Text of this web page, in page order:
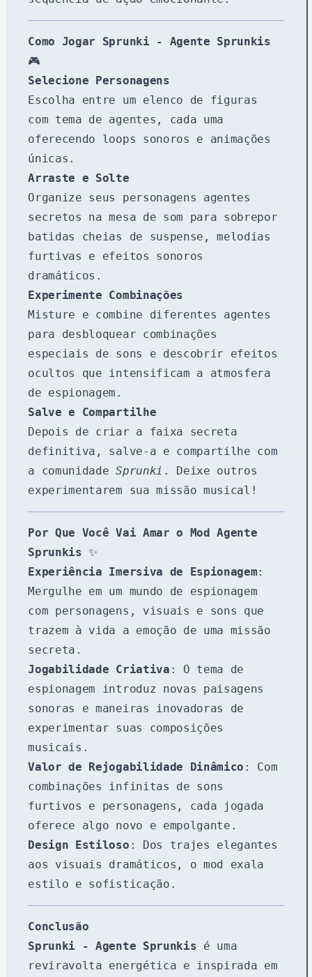
Como Jogar Sprunki - Agente Sprunkis
🎮
Selecione Personagens
Escolha entre um elenco de figuras
com tema de agentes, cada uma
oferecendo loops sonoros e animações
únicas.
Arraste e Solte
Organize seus personagens agentes
secretos na mesa de som para sobrepor
batidas cheias de suspense, melodias
furtivas e efeitos sonoros
dramáticos.
Experimente Combinações
Misture e combine diferentes agentes
para desbloquear combinações
especiais de sons e descobrir efeitos
ocultos que intensificam a atmosfera
de espionagem.
Salve e Compartilhe
Depois de criar a faixa secreta
definitiva, salve-a e compartilhe com
a comunidadeSprunki . Deixe outros
experimentarem sua missão musical!
Por Que Você Vai Amar o Mod Agente
Sprunkis ✨
Experiência Imersiva de Espionagem:
Mergulhe em um mundo de espionagem
com personagens, visuais e sons que
trazem à vida a emoção de uma missão
secreta.
Jogabilidade Criativa : O tema de
espionagem introduz novas paisagens
sonoras e maneiras inovadoras de
experimentar suas composições
musicais.
Valor de Rejogabilidade Dinâmico : Com
combinações infinitas de sons
furtivos e personagens, cada jogada
oferece algo novo e empolgante.
Design Estiloso : Dos trajes elegantes
aos visuais dramáticos, o mod exala
estilo e sofisticação.
Conclusão
Sprunki - Agente Sprunkis é uma
reviravolta energética e inspirada em